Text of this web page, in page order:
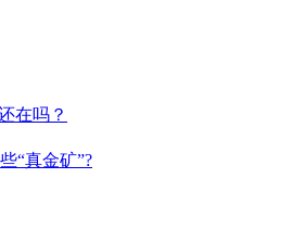
在吗？
“真金矿”?